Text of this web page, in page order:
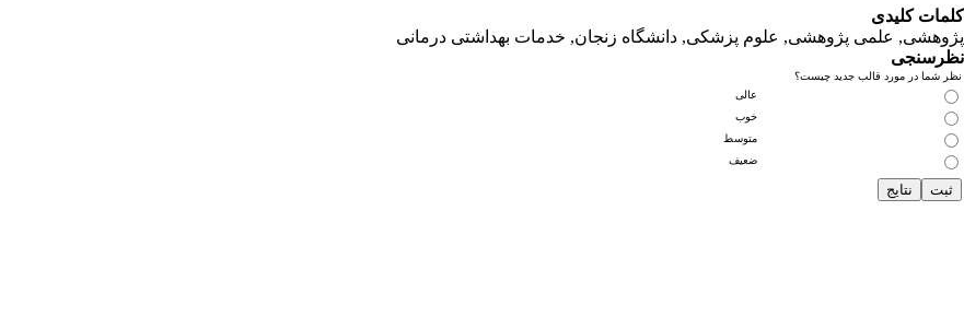
کلمات کلیدی
پژوهشی, علمی پژوهشی, علوم‌ پزشکی‌, دانشگاه زنجان, خدمات‌ بهداشتی‌ درمانی‌
نظرسنجی
نظر شما در مورد قالب جدید چیست؟
عالی
خوب
متوسط
ضعیف